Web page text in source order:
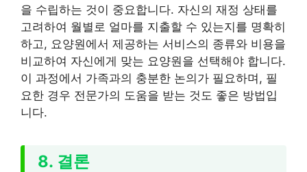
을 수립하는 것이 중요합니다. 자신의 재정 상태를
고려하여 월별로 얼마를 지출할 수 있는지를 명확히
하고, 요양원에서 제공하는 서비스의 종류와 비용을
비교하여 자신에게 맞는 요양원을 선택해야 합니다.
이 과정에서 가족과의 충분한 논의가 필요하며, 필
요한 경우 전문가의 도움을 받는 것도 좋은 방법입
니다.
8. 결론